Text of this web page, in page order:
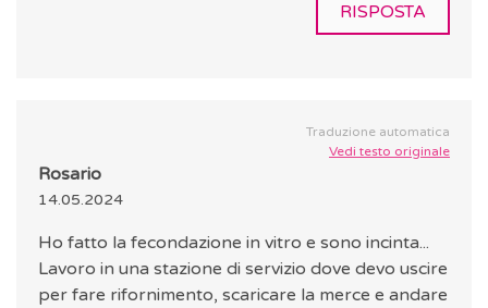
RISPOSTA
Traduzione automatica
Vedi testo originale
Rosario
14.05.2024
Ho fatto la fecondazione in vitro e sono incinta...
Lavoro in una stazione di servizio dove devo uscire
per fare rifornimento, scaricare la merce e andare